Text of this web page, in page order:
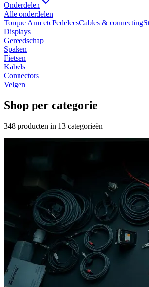
Onderdelen
Alle onderdelen
Torque Arm etcPedelecsCables & connecting
Displays
Gereedschap
Spaken
Fietsen
Kabels
Connectors
Velgen
Shop per categorie
348 producten in 13 categorieën